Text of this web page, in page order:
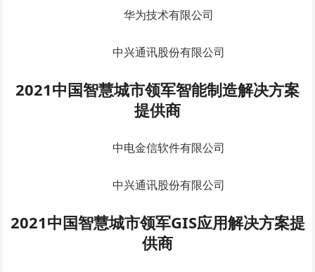
华为技术有限公司
中兴通讯股份有限公司
2021中国智慧城市领军智能制造解决方案
提供商
中电金信软件有限公司
中兴通讯股份有限公司
2021中国智慧城市领军GIS应用解决方案提
供商